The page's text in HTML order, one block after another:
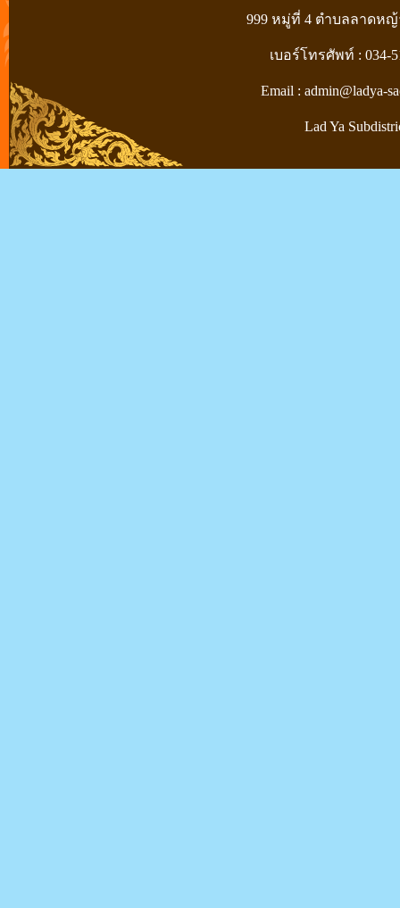
999 หมู่ที่ 4 ตำบลลาดหญ้
เบอร์โทรศัพท์ : 034-
Email : admin@ladya-
Lad Ya